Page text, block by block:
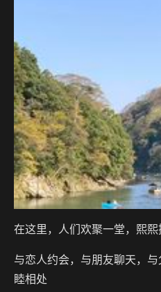
在这里，人们欢聚一堂，熙
与恋人约会，与朋友聊天，
睦相处